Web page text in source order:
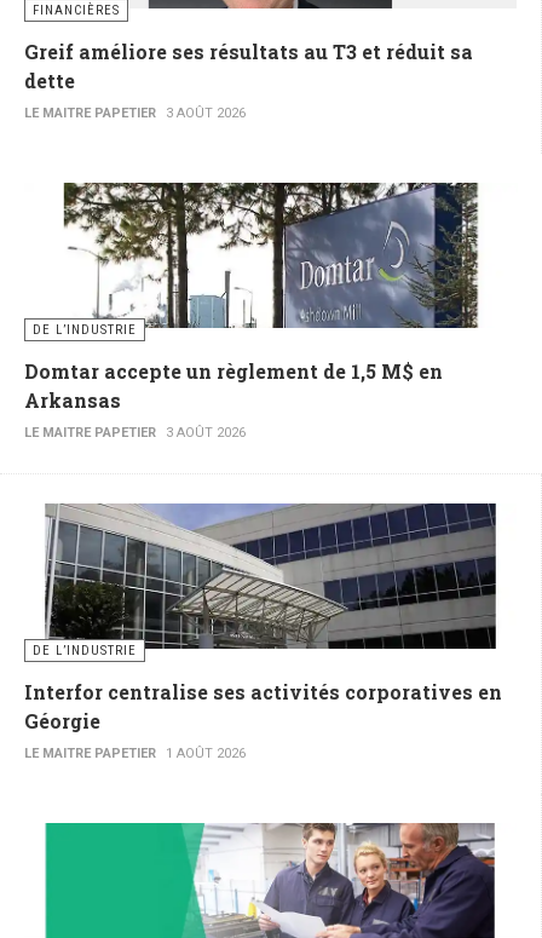
FINANCIÈRES
Greif améliore ses résultats au T3 et réduit sa
dette
LE MAITRE PAPETIER 3 AOÛT 2026
DE L’INDUSTRIE
Domtar accepte un règlement de 1,5 M$ en
Arkansas
LE MAITRE PAPETIER 3 AOÛT 2026
DE L’INDUSTRIE
Interfor centralise ses activités corporatives en
Géorgie
LE MAITRE PAPETIER 1 AOÛT 2026